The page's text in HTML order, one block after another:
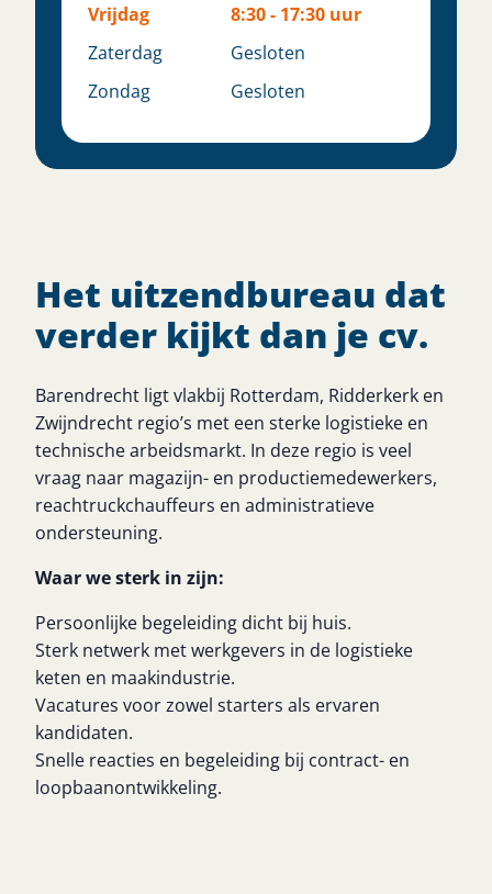
Vrijdag
8:30 - 17:30 uur
Zaterdag
Gesloten
Zondag
Gesloten
Het uitzendbureau dat
verder kijkt dan je cv.
Barendrecht ligt vlakbij Rotterdam, Ridderkerk en
Zwijndrecht regio’s met een sterke logistieke en
technische arbeidsmarkt. In deze regio is veel
vraag naar magazijn- en productiemedewerkers,
reachtruckchauffeurs en administratieve
ondersteuning.
Waar we sterk in zijn:
Persoonlijke begeleiding dicht bij huis.
Sterk netwerk met werkgevers in de logistieke
keten en maakindustrie.
Vacatures voor zowel starters als ervaren
kandidaten.
Snelle reacties en begeleiding bij contract- en
loopbaanontwikkeling.